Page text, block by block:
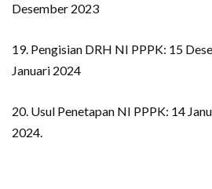
Desember 2023
19. Pengisian DRH NI PPPK: 15
Januari 2024
20. Usul Penetapan NI PPPK: 14
2024.